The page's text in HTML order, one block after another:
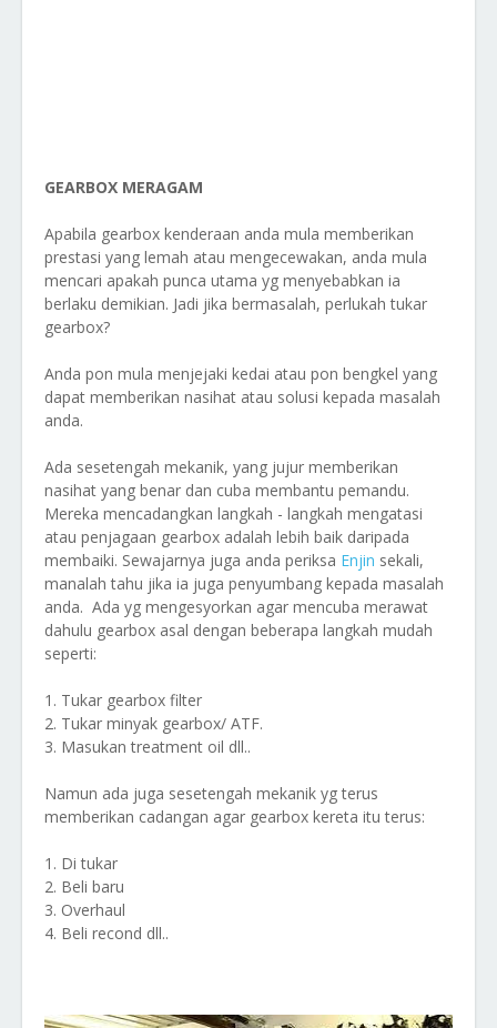
GEARBOX MERAGAM
Apabila gearbox kenderaan anda mula memberikan
prestasi yang lemah atau mengecewakan, anda mula
mencari apakah punca utama yg menyebabkan ia
berlaku demikian. Jadi jika bermasalah, perlukah tukar
gearbox?
Anda pon mula menjejaki kedai atau pon bengkel yang
dapat memberikan nasihat atau solusi kepada masalah
anda.
Ada sesetengah mekanik, yang jujur memberikan
nasihat yang benar dan cuba membantu pemandu.
Mereka mencadangkan langkah - langkah mengatasi
atau penjagaan gearbox adalah lebih baik daripada
membaiki. Sewajarnya juga anda periksa Enjin sekali,
manalah tahu jika ia juga penyumbang kepada masalah
anda. Ada yg mengesyorkan agar mencuba merawat
dahulu gearbox asal dengan beberapa langkah mudah
seperti:
1. Tukar gearbox filter
2. Tukar minyak gearbox/ ATF.
3. Masukan treatment oil dll..
Namun ada juga sesetengah mekanik yg terus
memberikan cadangan agar gearbox kereta itu terus:
1. Di tukar
2. Beli baru
3. Overhaul
4. Beli recond dll..